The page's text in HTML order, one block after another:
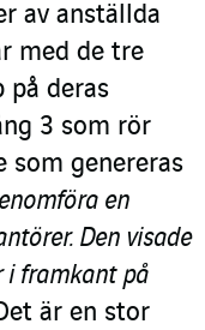
av anställda
med de tre
på deras
3 som rör
som genereras
en
Den visade
i framkant på
är en stor